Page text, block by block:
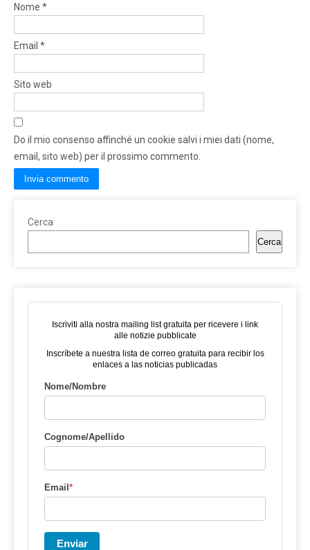
Nome *
Email *
Sito web
Do il mio consenso affinché un cookie salvi i miei dati (nome,
email, sito web) per il prossimo commento.
Cerca
Cerca
Iscriviti alla nostra mailing list gratuita per ricevere i link
alle notizie pubblicate
Inscríbete a nuestra lista de correo gratuita para recibir los
enlaces a las noticias publicadas
Nome/Nombre
Cognome/Apellido
Email*
Enviar